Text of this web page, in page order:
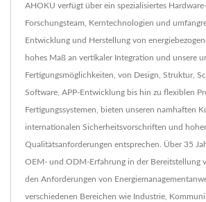
AHOKU verfügt über ein spezialisiertes
Forschungsteam, Kerntechnologien und
Entwicklung und Herstellung von
hohes Maß an vertikaler Integration und unsere
Fertigungsmöglichkeiten, von Design, Struktur,
Software, APP-Entwicklung bis hin zu flexiblen
Fertigungssystemen, bieten unseren namhaften
internationalen Sicherheitsvorschriften und
Qualitätsanforderungen entsprechen. Über 35
OEM- und ODM-Erfahrung in der Bereitstellung
den Anforderungen von
verschiedenen Bereichen wie Industrie,